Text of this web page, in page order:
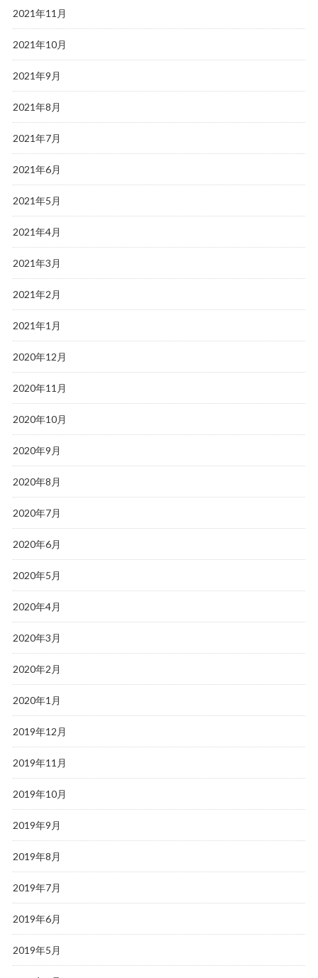
2021年11月
2021年10月
2021年9月
2021年8月
2021年7月
2021年6月
2021年5月
2021年4月
2021年3月
2021年2月
2021年1月
2020年12月
2020年11月
2020年10月
2020年9月
2020年8月
2020年7月
2020年6月
2020年5月
2020年4月
2020年3月
2020年2月
2020年1月
2019年12月
2019年11月
2019年10月
2019年9月
2019年8月
2019年7月
2019年6月
2019年5月